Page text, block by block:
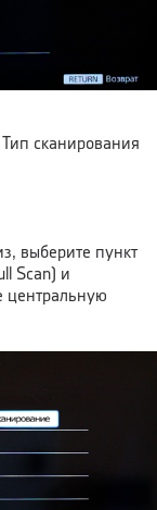
сканирования
выберите пункт
Scan) и
центральную